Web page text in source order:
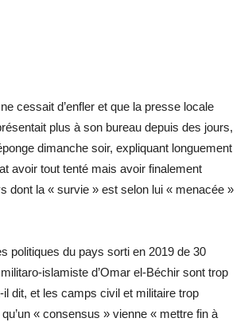
cessait d’enfler et que la presse locale
plus à son bureau depuis des jours,
dimanche soir, expliquant longuement
avoir tout tenté mais avoir finalement
dont la « survie » est selon lui « menacée »
politiques du pays sorti en 2019 de 30
islamiste d’Omar el-Béchir sont trop
dit, et les camps civil et militaire trop
« consensus » vienne « mettre fin à